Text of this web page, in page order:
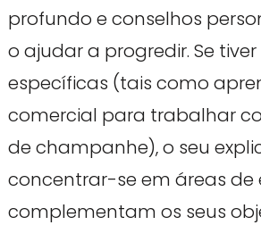
profundo e conselhos
o ajudar a progredir. Se
específicas (tais como
comercial para trabalhar
de champanhe), o seu
concentrar-se em áreas de
complementam os seus